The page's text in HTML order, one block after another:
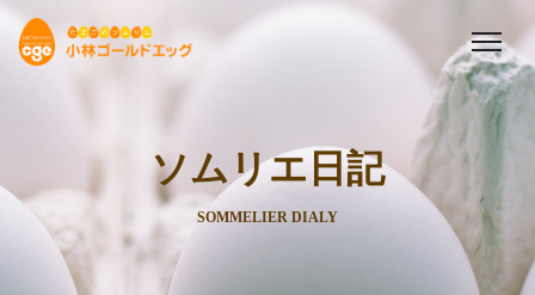
ソムリエ日記
SOMMELIER DIALY